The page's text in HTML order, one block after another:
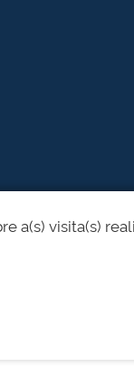
a(s) visita(s)